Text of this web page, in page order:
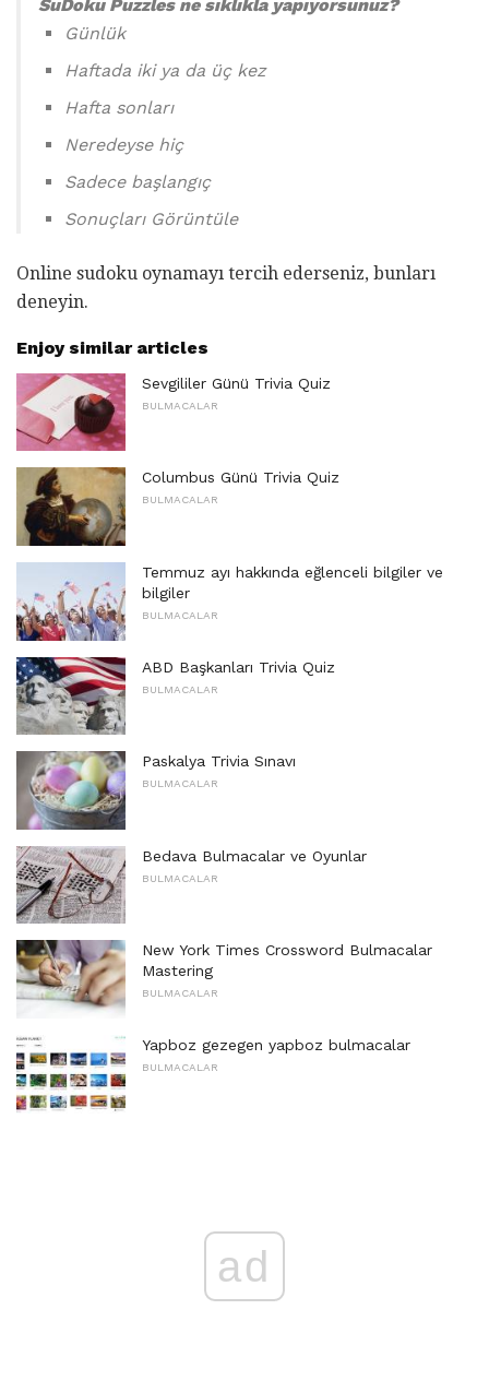
SuDoku Puzzles ne sıklıkla yapıyorsunuz?
Günlük
Haftada iki ya da üç kez
Hafta sonları
Neredeyse hiç
Sadece başlangıç
Sonuçları Görüntüle
Online sudoku oynamayı tercih ederseniz, bunları
deneyin.
Enjoy similar articles
Sevgililer Günü Trivia Quiz
BULMACALAR
Columbus Günü Trivia Quiz
BULMACALAR
Temmuz ayı hakkında eğlenceli bilgiler ve
bilgiler
BULMACALAR
ABD Başkanları Trivia Quiz
BULMACALAR
Paskalya Trivia Sınavı
BULMACALAR
Bedava Bulmacalar ve Oyunlar
BULMACALAR
New York Times Crossword Bulmacalar
Mastering
BULMACALAR
Yapboz gezegen yapboz bulmacalar
BULMACALAR
ad